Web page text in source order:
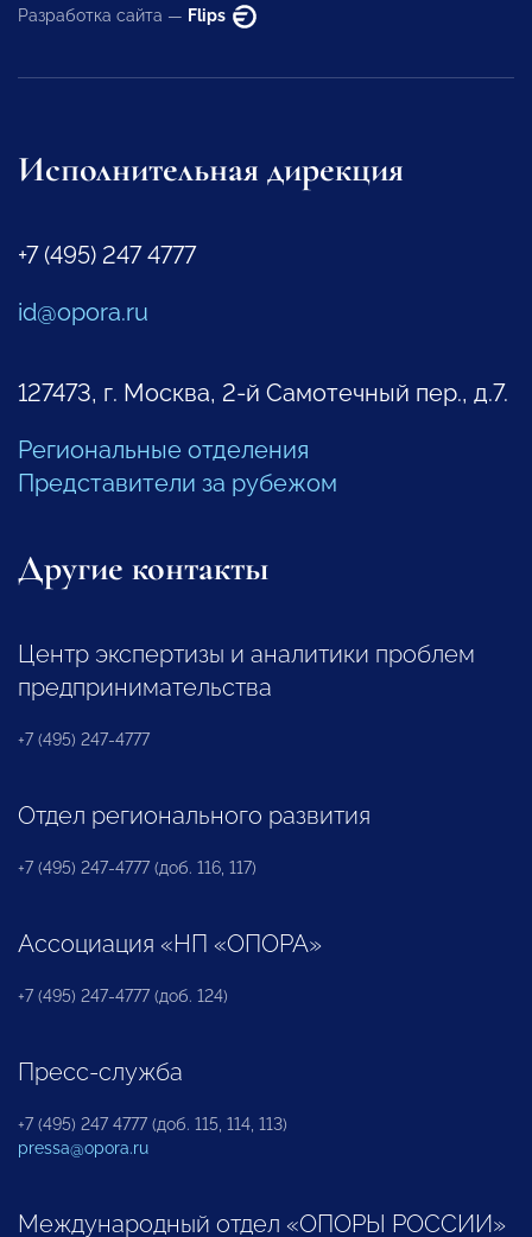
Разработка сайта — Flips
Исполнительная дирекция
+7 (495) 247 4777
id@opora.ru
127473, г. Москва, 2-й Самотечный пер., д.7.
Региональные отделения
Представители за рубежом
Другие контакты
Центр экспертизы и аналитики проблем
предпринимательства
+7 (495) 247-4777
Отдел регионального развития
+7 (495) 247-4777 (доб. 116, 117)
Ассоциация «НП «ОПОРА»
+7 (495) 247-4777 (доб. 124)
Пресс-служба
+7 (495) 247 4777 (доб. 115, 114, 113)
pressa@opora.ru
Международный отдел «ОПОРЫ РОССИИ»